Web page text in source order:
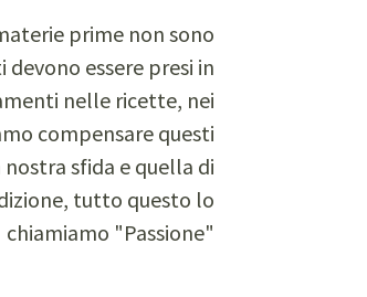
prime non sono
essere presi in
nelle ricette, nei
compensare questi
sfida e quella di
tutto questo lo
chiamiamo "Passione"